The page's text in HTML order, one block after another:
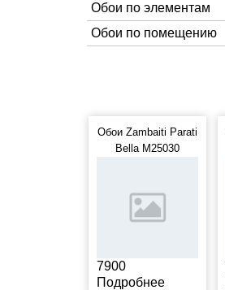
Обои по элементам
Обои по помещению
Обои Zambaiti Parati
Bella M25030
7900
Подробнее